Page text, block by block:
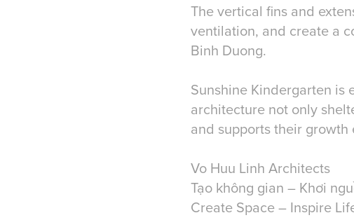
The vertical fins and
ventilation, and create a
Binh Duong.
Sunshine Kindergarten
architecture not only
and supports their growth
Vo Huu Linh Architects
Tạo không gian – Khơi
Create Space – Inspire